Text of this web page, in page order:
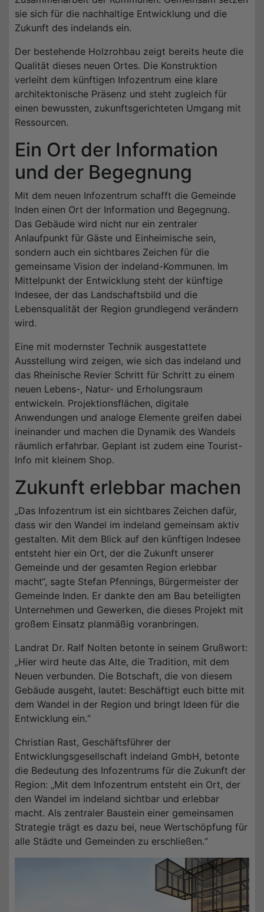
sie sich für die nachhaltige Entwicklung und die
Zukunft des indelands ein.
Der bestehende Holzrohbau zeigt bereits heute die
Qualität dieses neuen Ortes. Die Konstruktion
verleiht dem künftigen Infozentrum eine klare
architektonische Präsenz und steht zugleich für
einen bewussten, zukunfts­gerichteten Umgang mit
Ressourcen.
Ein Ort der Information
und der Begegnung
Mit dem neuen Infozentrum schafft die Gemeinde
Inden einen Ort der Information und Begegnung.
Das Gebäude wird nicht nur ein zentraler
Anlaufpunkt für Gäste und Einheimische sein,
sondern auch ein sichtbares Zeichen für die
gemeinsame Vision der indeland-Kommunen. Im
Mittelpunkt der Entwicklung steht der künftige
Indesee, der das Landschaftsbild und die
Lebensqualität der Region grundlegend verändern
wird.
Eine mit modernster Technik ausgestattete
Ausstellung wird zeigen, wie sich das indeland und
das Rheinische Revier Schritt für Schritt zu einem
neuen Lebens-, Natur- und Erholungsraum
entwickeln. Projektionsflächen, digitale
Anwendungen und analoge Elemente greifen dabei
ineinander und machen die Dynamik des Wandels
räumlich erfahrbar. Geplant ist zudem eine Tourist-
Info mit kleinem Shop.
Zukunft erlebbar machen
„Das Infozentrum ist ein sichtbares Zeichen dafür,
dass wir den Wandel im indeland gemeinsam aktiv
gestalten. Mit dem Blick auf den künftigen Indesee
entsteht hier ein Ort, der die Zukunft unserer
Gemeinde und der gesamten Region erlebbar
macht“, sagte Stefan Pfennings, Bürgermeister der
Gemeinde Inden. Er dankte den am Bau beteiligten
Unternehmen und Gewerken, die dieses Projekt mit
großem Einsatz planmäßig voranbringen.
Landrat Dr. Ralf Nolten betonte in seinem Grußwort:
„Hier wird heute das Alte, die Tradition, mit dem
Neuen verbunden. Die Botschaft, die von diesem
Gebäude ausgeht, lautet: Beschäftigt euch bitte mit
dem Wandel in der Region und bringt Ideen für die
Entwicklung ein.“
Christian Rast, Geschäftsführer der
Entwicklungsgesellschaft indeland GmbH, betonte
die Bedeutung des Infozentrums für die Zukunft der
Region: „Mit dem Infozentrum entsteht ein Ort, der
den Wandel im indeland sichtbar und erlebbar
macht. Als zentraler Baustein einer gemeinsamen
Strategie trägt es dazu bei, neue Wertschöpfung für
alle Städte und Gemeinden zu erschließen.“